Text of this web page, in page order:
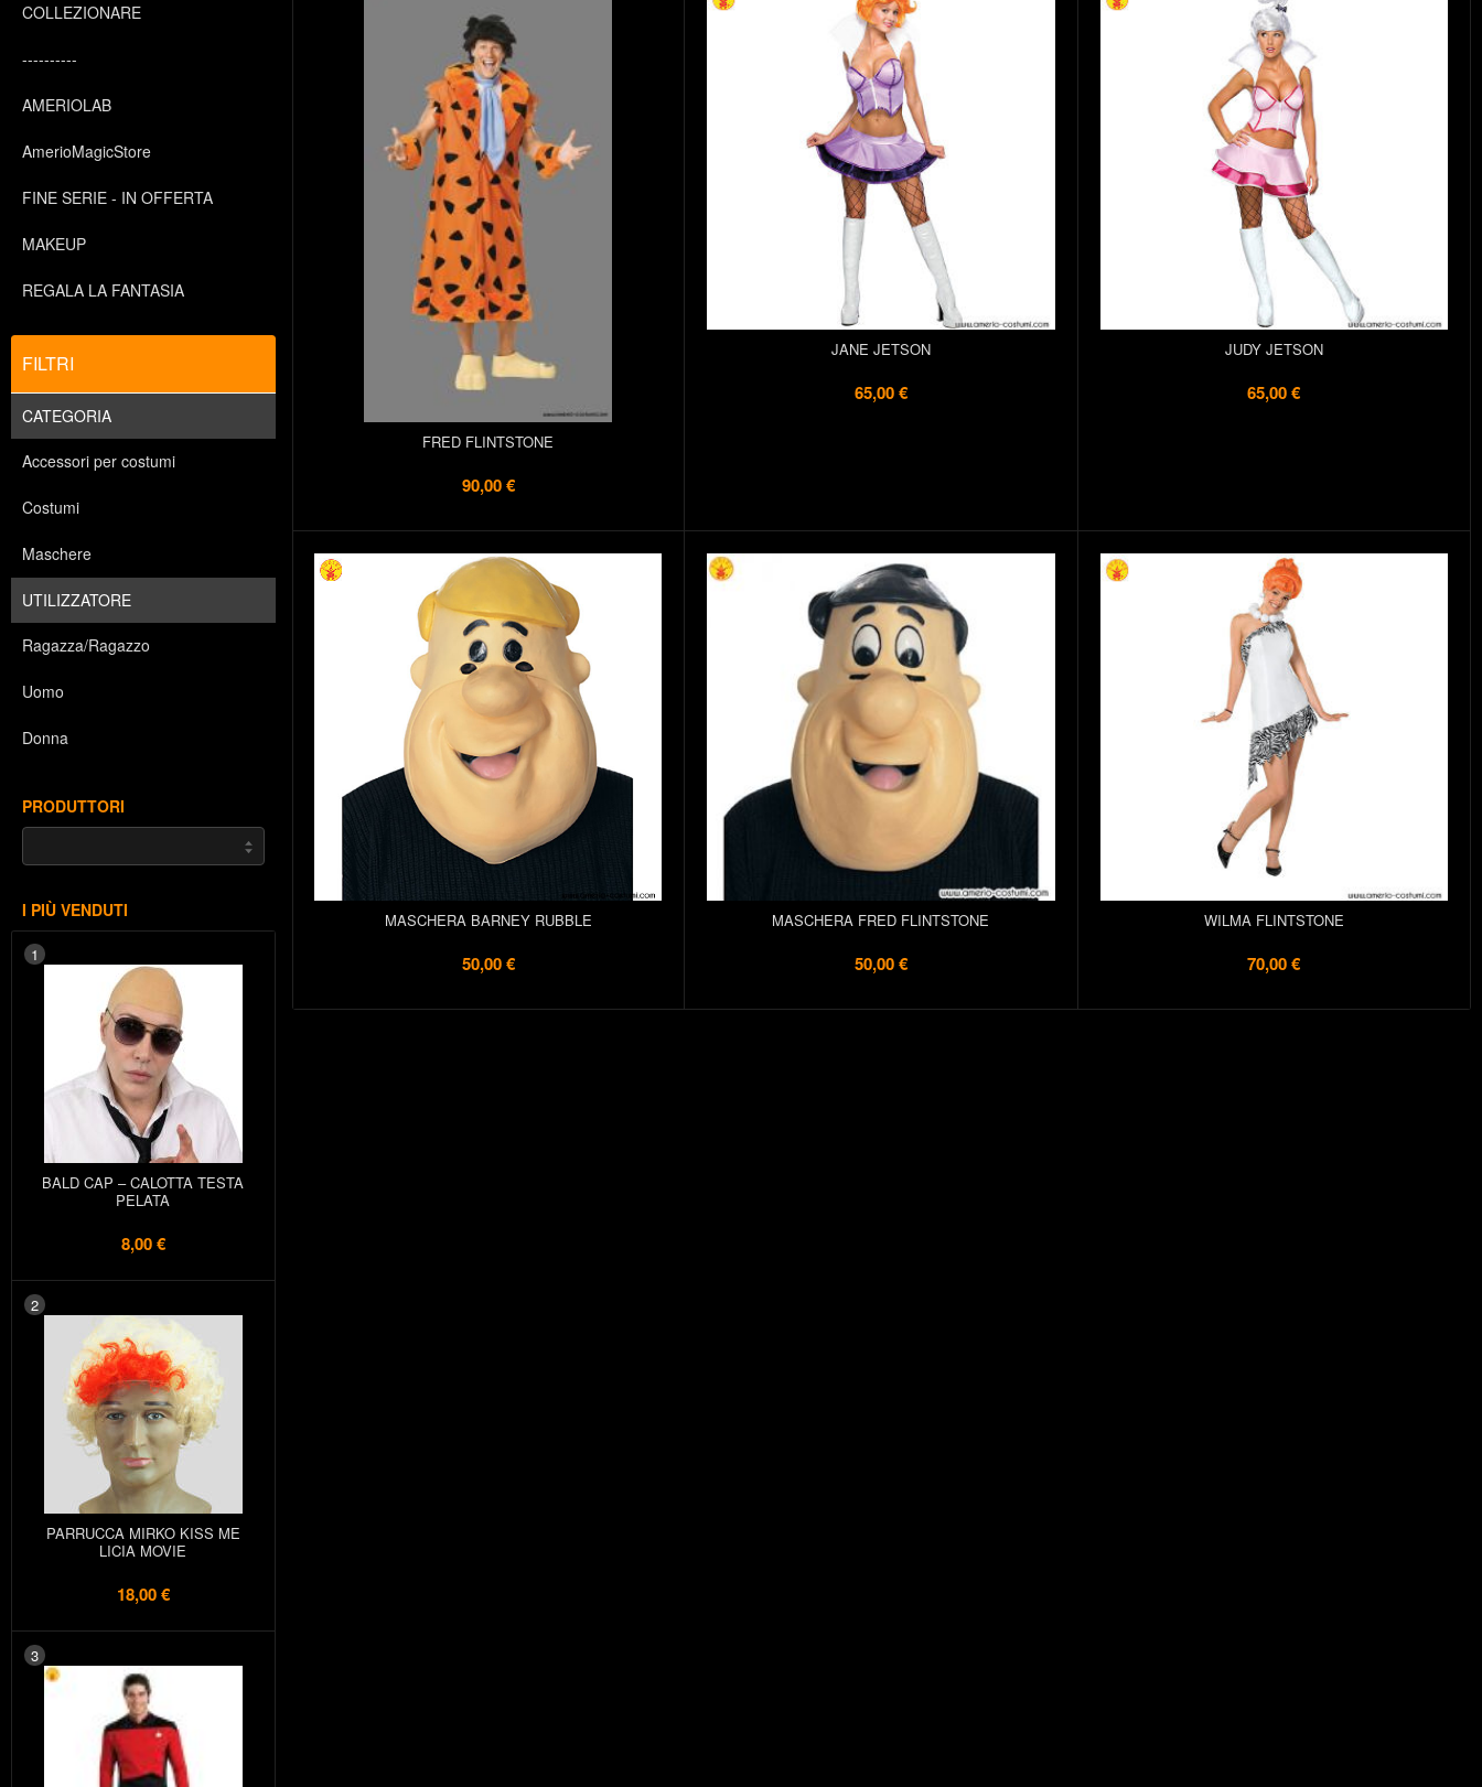
COLLEZIONARE
----------
AMERIOLAB
AmerioMagicStore
FINE SERIE - IN OFFERTA
MAKEUP
REGALA LA FANTASIA
FILTRI
CATEGORIA
Accessori per costumi
Costumi
Maschere
UTILIZZATORE
Ragazza/Ragazzo
Uomo
Donna
PRODUTTORI
I PIÙ VENDUTI
1
BALD CAP – CALOTTA TESTA
PELATA
8,00 €
2
PARRUCCA MIRKO KISS ME
LICIA MOVIE
18,00 €
3
FRED FLINTSTONE
90,00 €
JANE JETSON
65,00 €
JUDY JETSON
65,00 €
MASCHERA BARNEY RUBBLE
50,00 €
MASCHERA FRED FLINTSTONE
50,00 €
WILMA FLINTSTONE
70,00 €